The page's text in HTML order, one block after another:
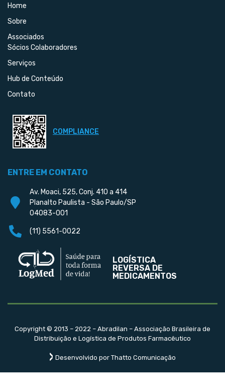
Home
Sobre
Associados
Sócios Colaboradores
Serviços
Hub de Conteúdo
Contato
COMPLIANCE
ENTRE EM CONTATO
Av. Moaci, 525, Conj. 410 a 414
Planalto Paulista - São Paulo/SP
04083-001
(11) 5561-0022
LOGÍSTICA
REVERSA DE
MEDICAMENTOS
Copyright © 2013 – 2022 – Abradilan – Associação Brasileira de
Distribuição e Logística de Produtos Farmacêutico
Desenvolvido por Thatto Comunicação